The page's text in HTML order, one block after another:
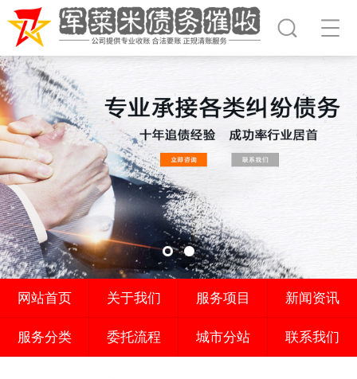
网站首页 关于我们 服务项目 新闻资讯
服务分类 委托流程 城市分站 联系我们